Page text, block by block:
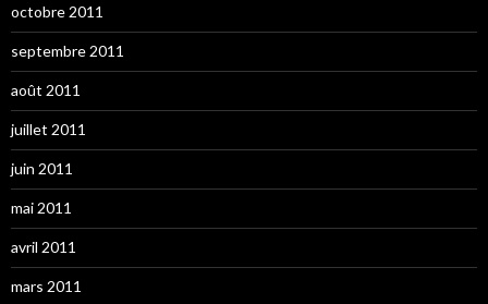
octobre 2011
septembre 2011
août 2011
juillet 2011
juin 2011
mai 2011
avril 2011
mars 2011